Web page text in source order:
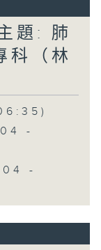
題: 肺
科（林
-
-